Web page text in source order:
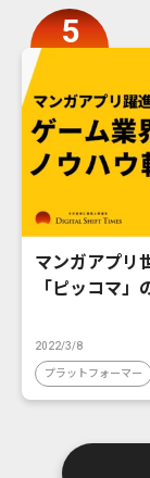
マンガアプリ
「ピッコマ」
2022/3/8
プラットフォーマー